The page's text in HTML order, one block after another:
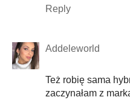
Reply
Addeleworld
Też robię sama
zaczynałam z